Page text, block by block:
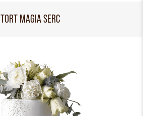
TORT MAGIA SERC